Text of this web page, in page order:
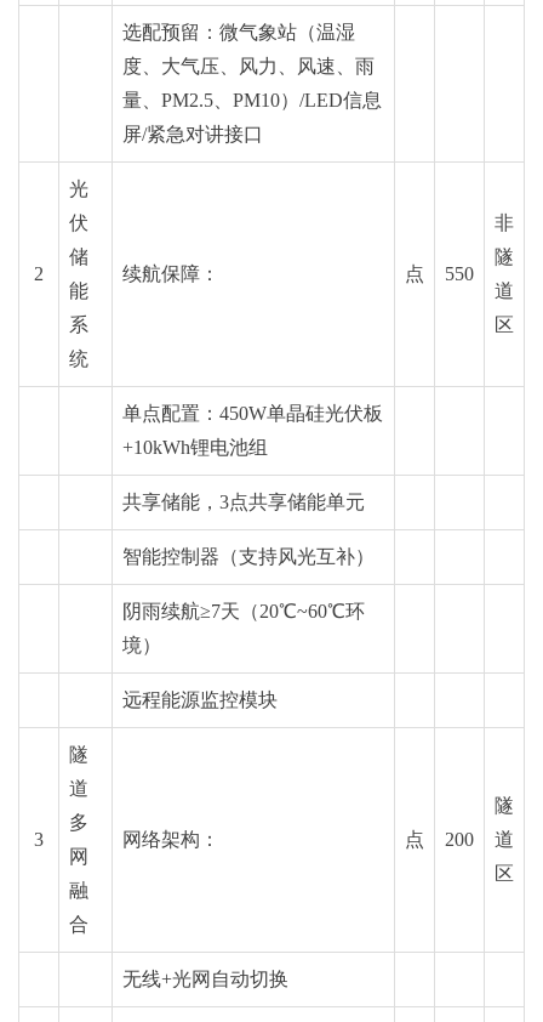
选配预留：微气象站（温湿
度、大气压、风力、风速、雨
量、PM2.5、PM10）/LED信息
屏/紧急对讲接口
2
光
伏
储
能
系
统
续航保障： 点 550
非
隧
道
区
单点配置：450W单晶硅光伏板
+10kWh锂电池组
共享储能，3点共享储能单元
智能控制器（支持风光互补）
阴雨续航≥7天（20℃~60℃环
境）
远程能源监控模块
3
隧
道
多
网
融
合
网络架构： 点 200
隧
道
区
无线+光网自动切换